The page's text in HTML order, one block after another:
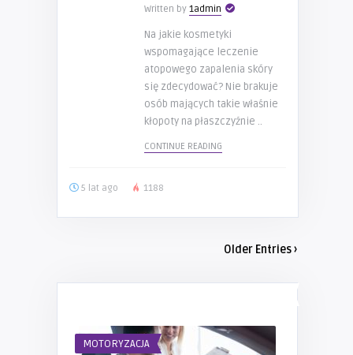
Written by 1admin
Na jakie kosmetyki
wspomagające leczenie
atopowego zapalenia skóry
się zdecydować? Nie brakuje
osób mających takie właśnie
kłopoty na płaszczyźnie ..
CONTINUE READING
5 lat ago 1188
Older Entries ›
MOTORYZACJA